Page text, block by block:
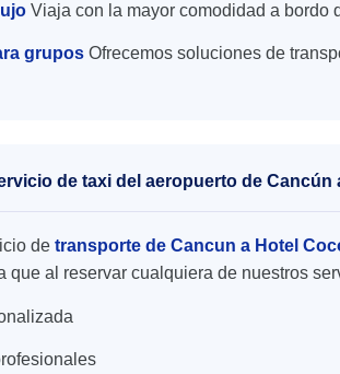
Viaja con la mayor comodidad a bordo
grupos Ofrecemos soluciones de
de taxi del aeropuerto de Cancún
de transporte de Cancun a Hotel
que al reservar cualquiera de nuestros